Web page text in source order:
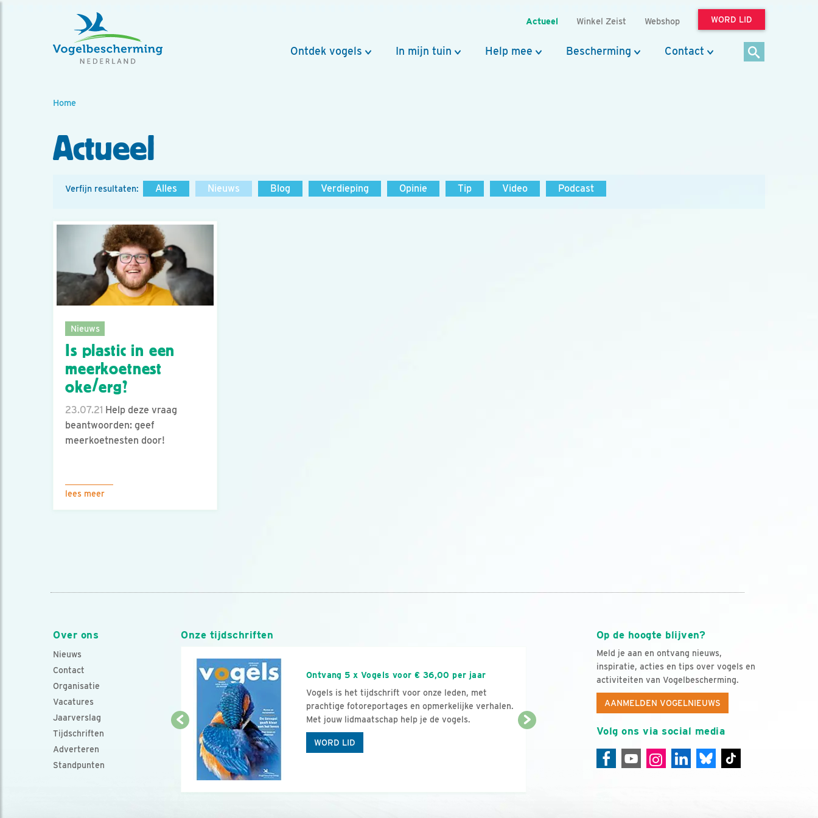
Actueel Winkel Zeist Webshop WORD LID
Ontdek vogels In mijn tuin Help mee Bescherming Contact
Home
Actueel
Verfijn resultaten: Alles Nieuws Blog Verdieping Opinie Tip Video Podcast
Nieuws
Is plastic in een
meerkoetnest
oke/erg?
23.07.21 Help deze vraag
beantwoorden: geef
meerkoetnesten door!
lees meer
Over ons
Nieuws
Contact
Organisatie
Vacatures
Jaarverslag
Tijdschriften
Adverteren
Standpunten
Op de hoogte blijven?
Meld je aan en ontvang nieuws,
inspiratie, acties en tips over vogels en
activiteiten van Vogelbescherming.
AANMELDEN VOGELNIEUWS
Volg ons via social media
Onze tijdschriften
Ontvang 5 x Vogels voor € 36,00 per jaar
Vogels is het tijdschrift voor onze leden, met
prachtige fotoreportages en opmerkelijke verhalen.
Met jouw lidmaatschap help je de vogels.
WORD LID